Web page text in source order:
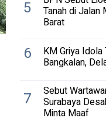
5 Tanah di Jalan
Barat
6 KM Griya
Bangkalan,
7 Sebut
Surabaya
Minta Maaf